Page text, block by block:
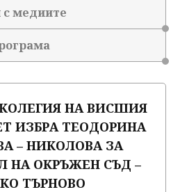
с медиите
НА ВИСШИЯ
ИЗБРА ТЕОДОРИНА
– НИКОЛОВА ЗА
НА ОКРЪЖЕН СЪД –
ТЪРНОВО